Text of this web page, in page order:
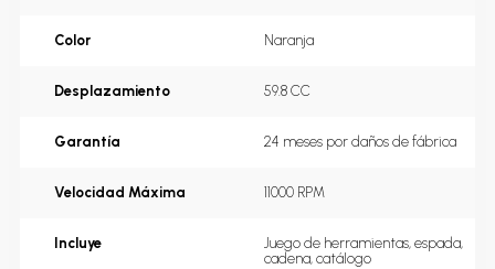
Color Naranja
Desplazamiento 59.8 CC
Garantía 24 meses por daños de fábrica
Velocidad Máxima 11000 RPM
Incluye
Juego de herramientas, espada,
cadena, catálogo